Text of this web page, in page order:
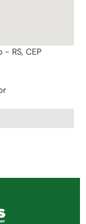
RS, CEP